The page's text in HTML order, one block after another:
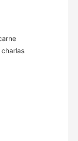
charlas